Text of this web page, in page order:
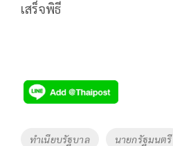
เสร็จพิธี
Tags
ทำเนียบรัฐบาล นายกรัฐมนตรี